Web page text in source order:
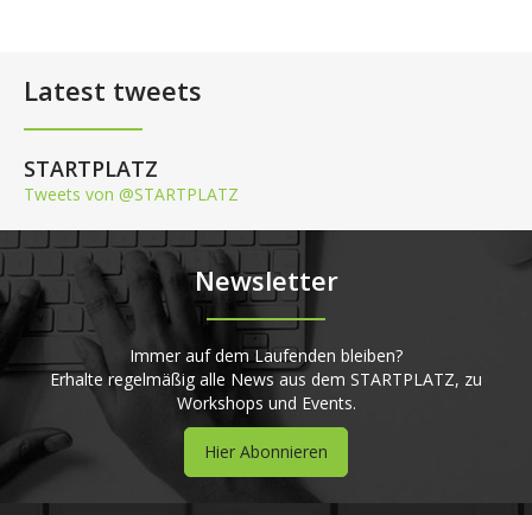
Latest tweets
STARTPLATZ
Tweets von @STARTPLATZ
Newsletter
Immer auf dem Laufenden bleiben?
Erhalte regelmäßig alle News aus dem STARTPLATZ, zu
Workshops und Events.
Hier Abonnieren